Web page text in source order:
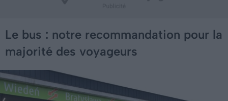
Le bus : notre recommandation pour la
majorité des voyageurs